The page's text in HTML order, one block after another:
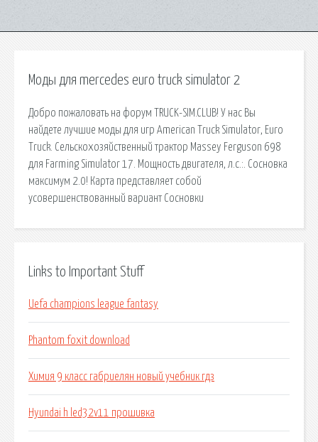
Моды для mercedes euro truck simulator 2
Добро пожаловать на форум TRUCK-SIM.CLUB! У нас Вы
найдете лучшие моды для игр American Truck Simulator, Euro
Truck. Сельскохозяйственный трактор Massey Ferguson 698
для Farming Simulator 17. Мощность двигателя, л.с.:. Сосновка
максимум 2.0! Карта представляет собой
усовершенствованный вариант Сосновки
Links to Important Stuff
Uefa champions league fantasy
Phantom foxit download
Химия 9 класс габриелян новый учебник гдз
Hyundai h led32v11 прошивка